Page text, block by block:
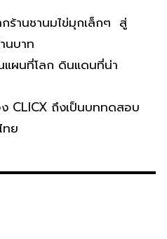
ร้านชานมไข่มุกเล็กๆ สู่
นบาท
นแผนที่โลก ดินแดนที่น่า
CLICX ถึงเป็นบททดสอบ
ทย